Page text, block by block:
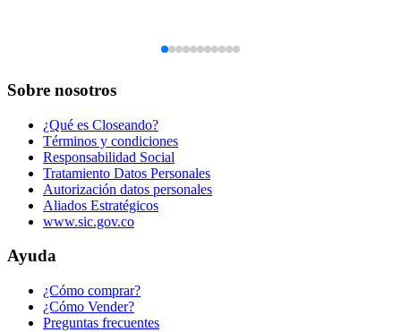
Sobre nosotros
¿Qué es Closeando?
Términos y condiciones
Responsabilidad Social
Tratamiento Datos Personales
Autorización datos personales
Aliados Estratégicos
www.sic.gov.co
Ayuda
¿Cómo comprar?
¿Cómo Vender?
Preguntas frecuentes